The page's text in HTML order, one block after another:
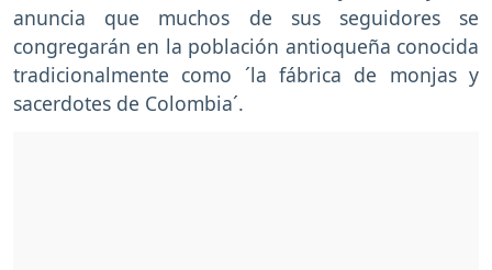
anuncia que muchos de sus seguidores se
congregarán en la población antioqueña conocida
tradicionalmente como ´la fábrica de monjas y
sacerdotes de Colombia´.